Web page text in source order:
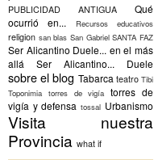
PUBLICIDAD ANTIGUA
Qué
ocurrió en...
Recursos educativos
religion san blas San Gabriel SANTA FAZ
Ser Alicantino Duele... en el más
allá
Ser Alicantino... Duele
sobre el blog Tabarca teatro Tibi
Toponimia torres de vigía torres de
vigía y defensa tossal Urbanismo
Visita nuestra
Provincia what if